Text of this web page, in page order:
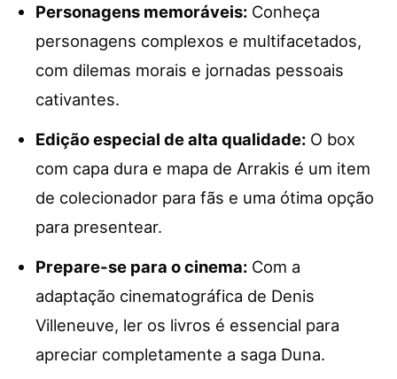
Personagens memoráveis: Conheça
personagens complexos e multifacetados,
com dilemas morais e jornadas pessoais
cativantes.
Edição especial de alta qualidade: O box
com capa dura e mapa de Arrakis é um item
de colecionador para fãs e uma ótima opção
para presentear.
Prepare-se para o cinema: Com a
adaptação cinematográfica de Denis
Villeneuve, ler os livros é essencial para
apreciar completamente a saga Duna.